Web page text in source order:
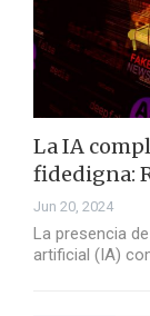
La IA
fidedigna:
Jun 20, 2024
La presencia
artificial (IA)